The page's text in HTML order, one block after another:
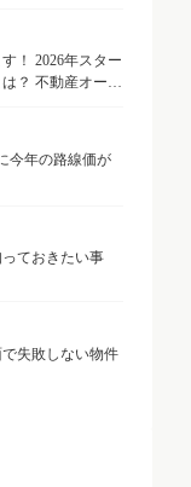
！ 2026年スター
？ 不動産オーナ
今年の路線価が
ておきたい事
失敗しない物件